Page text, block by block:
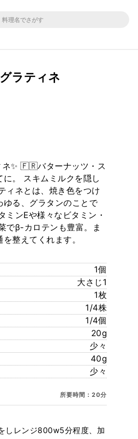
ラティネ
ネ✨ 🇫🇷バターナッツ・ス
。 スキムミルクを隠し
ネとは、焼き色をつけ
ゆる、グラタンのことで
ンEや様々なビタミン・
でβ-カロテンも豊富。ま
整えてくれます。
1個
大さじ1
1枚
1/4株
1/4個
20g
少々
40g
少々
所要時間：20分
しレンジ800w5分程度、加